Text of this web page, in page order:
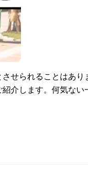
せられることはあ
介します。何気な